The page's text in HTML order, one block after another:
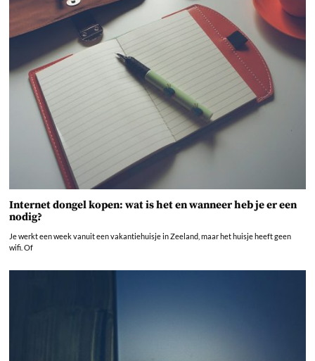
Internet dongel kopen: wat is het en wanneer heb je er een
nodig?
Je werkt een week vanuit een vakantiehuisje in Zeeland, maar het huisje heeft geen
wifi. Of